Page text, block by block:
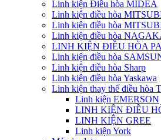
Linh kiện Điều hòa MIDEA
Linh kiện điều hòa
Linh kiện điều hòa
Linh kiện điều hòa
LINH KIỆN ĐIỀU HÒA
Linh kiện điều hòa
Linh kiện điều hòa Sharp
Linh kiện điều hòa Yaskawa
Linh kiện thay thế điều hòa
Linh kiện EMERSON
LINH KIỆN ĐIỀU
LINH KIỆN GREE
Linh kiện York